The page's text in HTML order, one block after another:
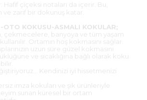
Hafif çiçeksi notaları da içerir. Bu,
zarif bir dokunuş katar.
OTO KOKUSU-ASMALI KOKULAR;
çekmecelere, banyoya ve tüm yaşam
Ortamın hoş kokmasını sağlar.
uzun süre güzel kokmasını
ve sıcaklığına bağlı olarak koku
Kendinizi iyi hissetmenizi
imza kokuları ve şık ürünleriyle
sunan küresel bir ortam